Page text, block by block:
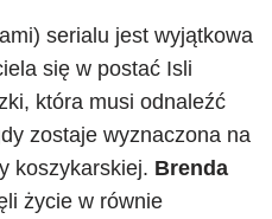
serialu jest wyjątkowa
się w postać Isli
która musi odnaleźć
zostaje wyznaczona na
koszykarskiej. Brenda
życie w równie